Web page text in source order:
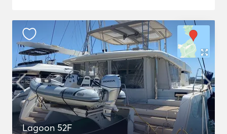
Lagoon 52F